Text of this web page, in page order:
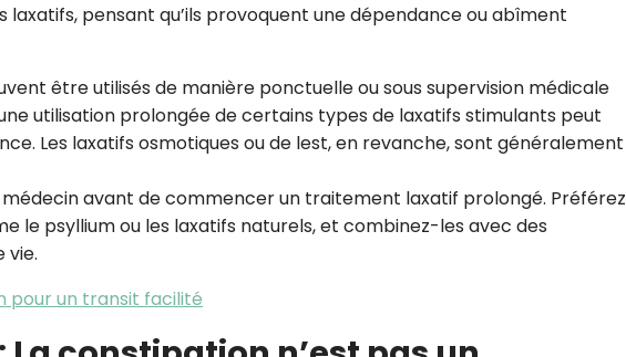
laxatifs, pensant qu’ils provoquent une dépendance ou abîment
être utilisés de manière ponctuelle ou sous supervision médicale
utilisation prolongée de certains types de laxatifs stimulants peut
Les laxatifs osmotiques ou de lest, en revanche, sont généralement
médecin avant de commencer un traitement laxatif prolongé. Préférez
le psyllium ou les laxatifs naturels, et combinez-les avec des
vie.
pour un transit facilité